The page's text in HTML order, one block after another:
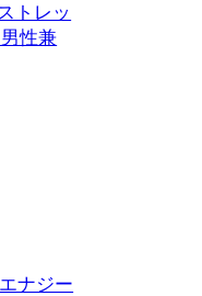
トレッ
性兼
ナジー